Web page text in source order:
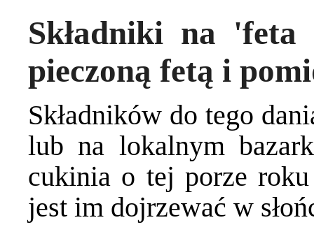
Składniki na 'feta
pieczoną fetą i
Składników do tego
lub na lokalnym
cukinia o tej porze
jest im dojrzewać w